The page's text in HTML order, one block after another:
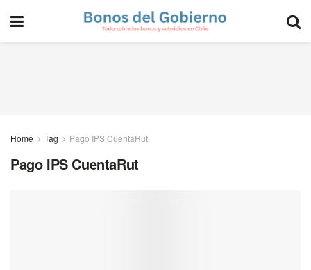
Home Tag Pago IPS CuentaRut
Pago IPS CuentaRut